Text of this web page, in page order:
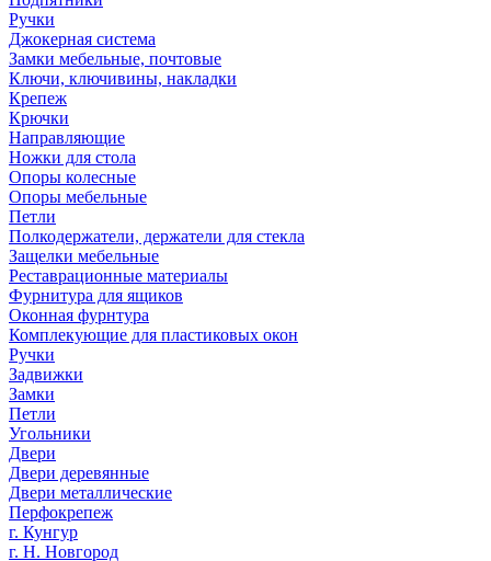
Ручки
Джокерная система
Замки мебельные, почтовые
Ключи, ключивины, накладки
Крепеж
Крючки
Направляющие
Ножки для стола
Опоры колесные
Опоры мебельные
Петли
Полкодержатели, держатели для стекла
Защелки мебельные
Реставрационные материалы
Фурнитура для ящиков
Оконная фурнтура
Комплекующие для пластиковых окон
Ручки
Задвижки
Замки
Петли
Угольники
Двери
Двери деревянные
Двери металлические
Перфокрепеж
г. Кунгур
г. Н. Новгород